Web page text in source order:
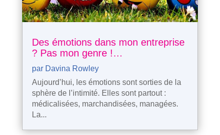
Des émotions dans mon entreprise
? Pas mon genre !…
par Davina Rowley
Aujourd’hui, les émotions sont sorties de la
sphère de l’intimité. Elles sont partout :
médicalisées, marchandisées, managées.
La...